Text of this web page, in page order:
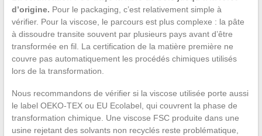
d’origine. Pour le packaging, c’est relativement simple à
vérifier. Pour la viscose, le parcours est plus complexe : la pâte
à dissoudre transite souvent par plusieurs pays avant d’être
transformée en fil. La certification de la matière première ne
couvre pas automatiquement les procédés chimiques utilisés
lors de la transformation.
Nous recommandons de vérifier si la viscose utilisée porte aussi
le label OEKO-TEX ou EU Ecolabel, qui couvrent la phase de
transformation chimique. Une viscose FSC produite dans une
usine rejetant des solvants non recyclés reste problématique,